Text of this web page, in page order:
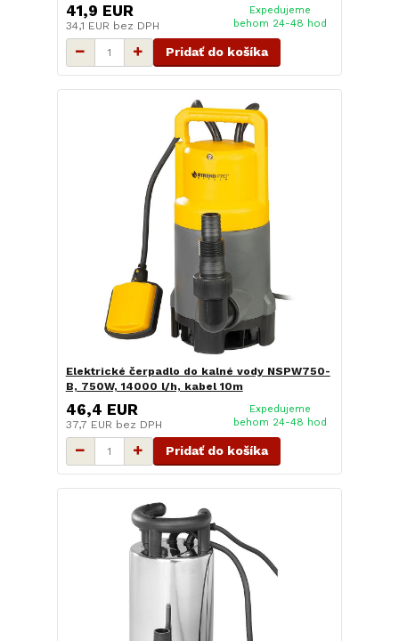
41,9 EUR
34,1 EUR bez DPH
Expedujeme
behom 24-48 hod
Pridať do košíka
Elektrické čerpadlo do kalné vody NSPW750-
B, 750W, 14000 l/h, kabel 10m
46,4 EUR
37,7 EUR bez DPH
Expedujeme
behom 24-48 hod
Pridať do košíka